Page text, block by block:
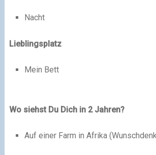
Nacht
Lieblingsplatz
Mein Bett
Wo siehst Du Dich in 2 Jahren?
Auf einer Farm in Afrika